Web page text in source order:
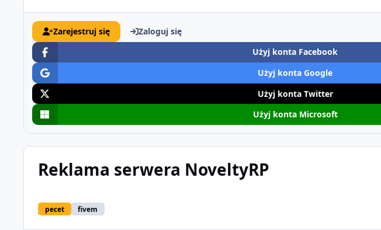
Zarejestruj się
Zaloguj się
Użyj konta Facebook
Użyj konta Google
Użyj konta Twitter
Użyj konta Microsoft
Reklama serwera NoveltyRP
pecet fivem